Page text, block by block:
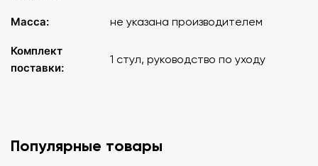
Масса: не указана производителем
Комплект
поставки:
1 стул, руководство по уходу
Популярные товары